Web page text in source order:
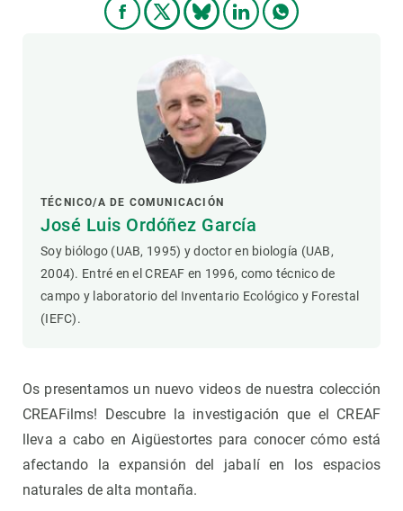
TÉCNICO/A DE COMUNICACIÓN
José Luis Ordóñez García
Soy biólogo (UAB, 1995) y doctor en biología (UAB,
2004). Entré en el CREAF en 1996, como técnico de
campo y laboratorio del Inventario Ecológico y Forestal
(IEFC).
Os presentamos un nuevo videos de nuestra colección
CREAFilms! Descubre la investigación que el CREAF
lleva a cabo en Aigüestortes para conocer cómo está
afectando la expansión del jabalí en los espacios
naturales de alta montaña.